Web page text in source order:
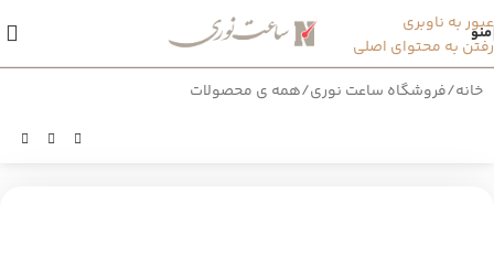
عبور به ناوبری
رفتن به محتوای اصلی
منو
خانه/فروشگاه ساعت نوری/همه ی محصولات